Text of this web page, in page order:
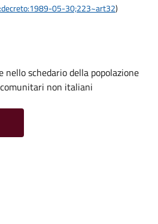
05-30;223~art32)
nello schedario della popolazione
non italiani